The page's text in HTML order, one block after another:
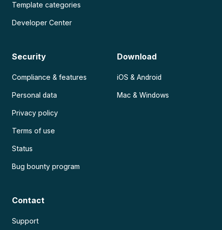
Template categories
Developer Center
Security
Compliance & features
Personal data
Privacy policy
Terms of use
Status
Bug bounty program
Download
iOS & Android
Mac & Windows
Contact
Support